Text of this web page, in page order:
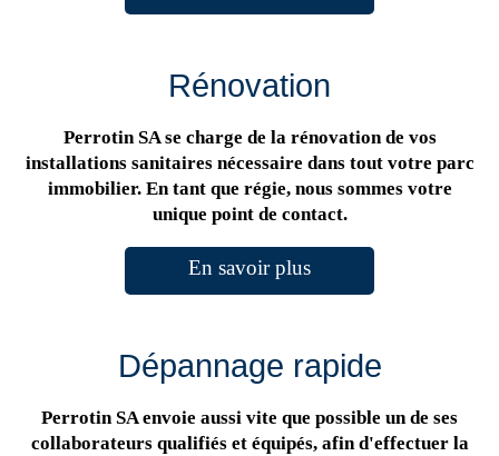
Rénovation
Perrotin SA se charge de la rénovation de vos
installations sanitaires nécessaire dans tout votre parc
immobilier. En tant que régie, nous sommes votre
unique point de contact.
En savoir plus
Dépannage rapide
Perrotin SA envoie aussi vite que possible un de ses
collaborateurs qualifiés et équipés, afin d'effectuer la